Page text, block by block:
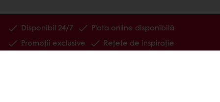
Disponibil 24/7
Plata online disponibilă
Promoții exclusive
Rețete de inspirație